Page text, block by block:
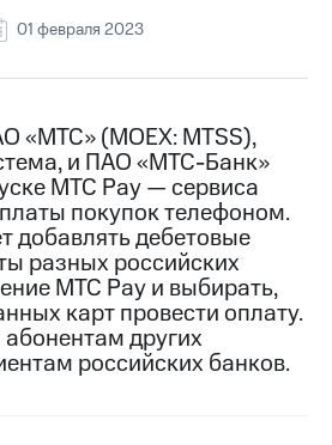
01 февраля 2023
«МТС» (MOEX: MTSS),
и ПАО «МТС-Банк»
МТС Pay — сервиса
покупок телефоном.
добавлять дебетовые
разных российских
МТС Pay и выбирать,
карт провести оплату.
других
российских банков.